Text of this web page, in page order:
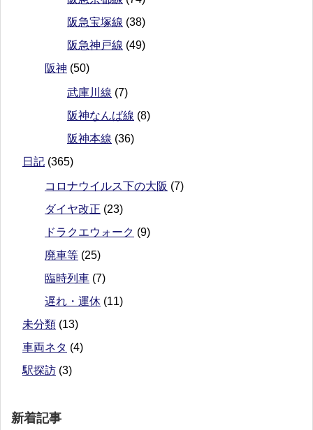
阪急宝塚線 (38)
阪急神戸線 (49)
阪神 (50)
武庫川線 (7)
阪神なんば線 (8)
阪神本線 (36)
日記 (365)
コロナウイルス下の大阪 (7)
ダイヤ改正 (23)
ドラクエウォーク (9)
廃車等 (25)
臨時列車 (7)
遅れ・運休 (11)
未分類 (13)
車両ネタ (4)
駅探訪 (3)
新着記事